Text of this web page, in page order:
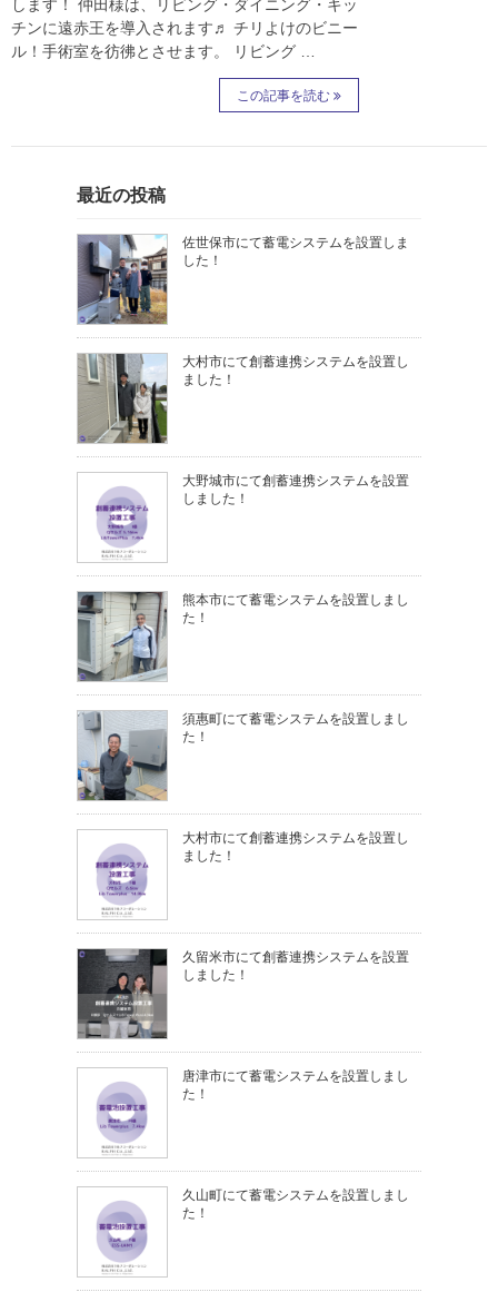
します！ 仲田様は、リビング・ダイニング・キッ
チンに遠赤王を導入されます♬ チリよけのビニー
ル！手術室を彷彿とさせます。 リビング …
この記事を読む
最近の投稿
佐世保市にて蓄電システムを設置しま
した！
大村市にて創蓄連携システムを設置し
ました！
大野城市にて創蓄連携システムを設置
しました！
熊本市にて蓄電システムを設置しまし
た！
須惠町にて蓄電システムを設置しまし
た！
大村市にて創蓄連携システムを設置し
ました！
久留米市にて創蓄連携システムを設置
しました！
唐津市にて蓄電システムを設置しまし
た！
久山町にて蓄電システムを設置しまし
た！